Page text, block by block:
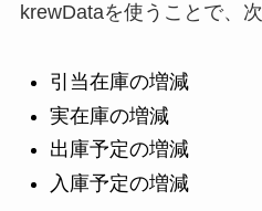
krewDataを使うことで、
引当在庫の増減
実在庫の増減
出庫予定の増減
入庫予定の増減